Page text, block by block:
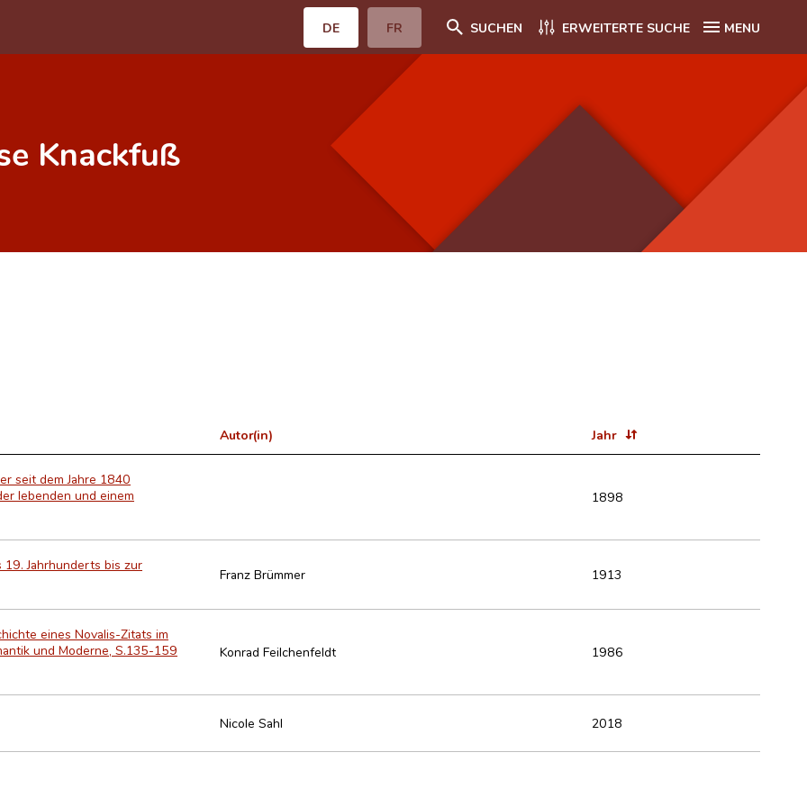
DE FR SUCHEN ERWEITERTE SUCHE MENU
Knackfuß
Autor(in) Jahr
seit dem Jahre 1840
lebenden und einem
1898
Jahrhunderts bis zur
Franz Brümmer 1913
eines Novalis-Zitats im
und Moderne, S.135-159
Konrad Feilchenfeldt 1986
Nicole Sahl 2018